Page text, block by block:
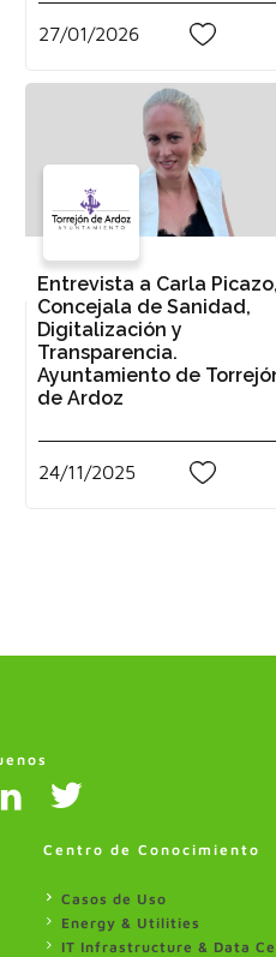
27/01/2026
Entrevista a Carla
Concejala de Sanidad,
Digitalización y
Transparencia.
Ayuntamiento de
de Ardoz
24/11/2025
Centro de Conocimiento
Casos de Uso
Energy & Utilities
IT Infrastructure & Data